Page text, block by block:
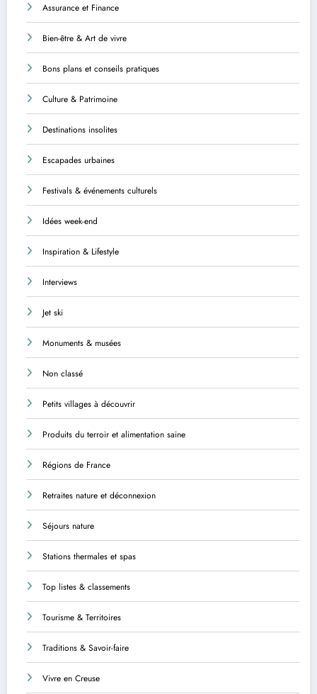
Assurance et Finance
Bien-être & Art de vivre
Bons plans et conseils pratiques
Culture & Patrimoine
Destinations insolites
Escapades urbaines
Festivals & événements culturels
Idées week-end
Inspiration & Lifestyle
Interviews
Jet ski
Monuments & musées
Non classé
Petits villages à découvrir
Produits du terroir et alimentation saine
Régions de France
Retraites nature et déconnexion
Séjours nature
Stations thermales et spas
Top listes & classements
Tourisme & Territoires
Traditions & Savoir-faire
Vivre en Creuse